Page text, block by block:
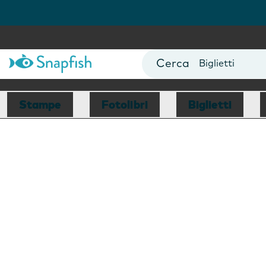
Fotolibri
Biglietti
Tazze
Fotocalendari
Stampe Fotolibri Biglietti